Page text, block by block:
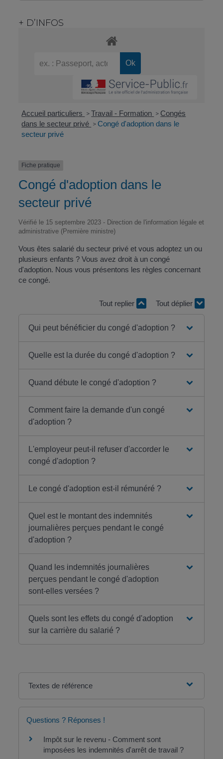
+ D’INFOS
Accueil particuliers > Travail - Formation > Congés
dans le secteur privé > Congé d'adoption dans le
secteur privé
Fiche pratique
Congé d'adoption dans le
secteur privé
Vérifié le 15 septembre 2023 - Direction de l'information légale et
administrative (Première ministre)
Vous êtes salarié du secteur privé et vous adoptez un ou
plusieurs enfants ? Vous avez droit à un congé
d'adoption. Nous vous présentons les règles concernant
ce congé.
Tout replier Tout déplier
Qui peut bénéficier du congé d'adoption ?
Quelle est la durée du congé d'adoption ?
Quand débute le congé d'adoption ?
Comment faire la demande d'un congé
d'adoption ?
L'employeur peut-il refuser d'accorder le
congé d'adoption ?
Le congé d'adoption est-il rémunéré ?
Quel est le montant des indemnités
journalières perçues pendant le congé
d'adoption ?
Quand les indemnités journalières
perçues pendant le congé d'adoption
sont-elles versées ?
Quels sont les effets du congé d'adoption
sur la carrière du salarié ?
Textes de référence
Questions ? Réponses !
Impôt sur le revenu - Comment sont
imposées les indemnités d'arrêt de travail ?